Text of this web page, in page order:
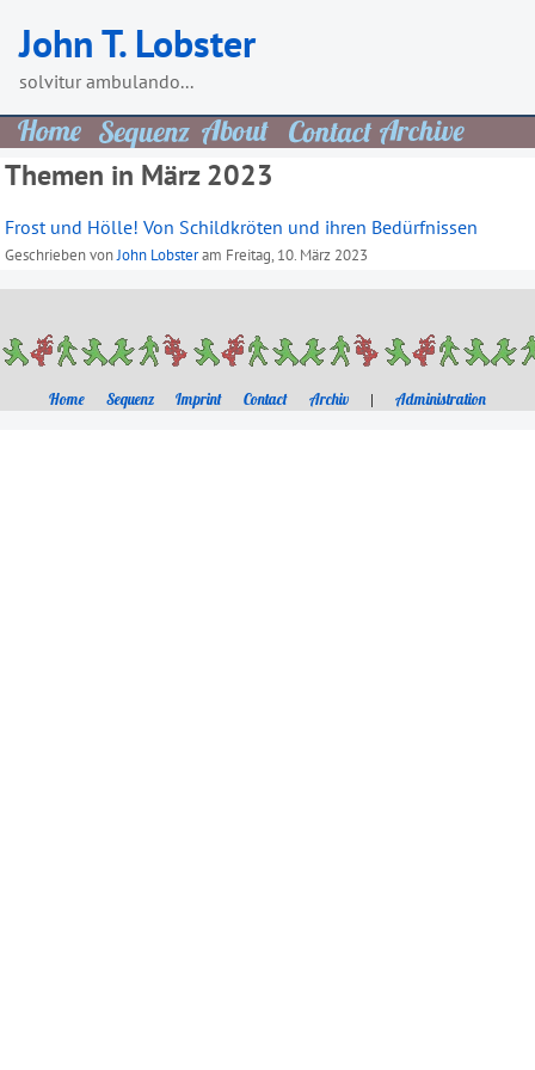
content
John T. Lobster
solvitur ambulando...
Themen in März 2023
Frost und Hölle! Von Schildkröten und ihren Bedürfnissen
Geschrieben vonJohn Lobsteram Freitag, 10. März 2023
Home Sequenz Imprint Contact Archiv | Administration